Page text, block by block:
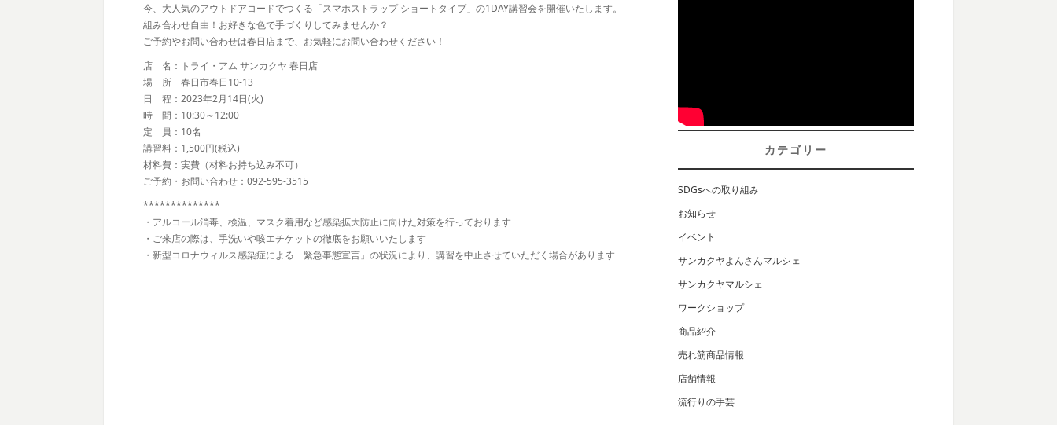
今、大人気のアウトドアコードでつくる「スマホストラップ ショートタイプ」の1DAY講習会を開催いたします。
組み合わせ自由！お好きな色で手づくりしてみませんか？
ご予約やお問い合わせは春日店まで、お気軽にお問い合わせください！
店 名：トライ・アム サンカクヤ 春日店
場 所 春日市春日10-13
日 程：2023年2月14日(火)
時 間：10:30～12:00
定 員：10名
講習料：1,500円(税込)
材料費：実費（材料お持ち込み不可）
ご予約・お問い合わせ：092-595-3515
**************
・アルコール消毒、検温、マスク着用など感染拡大防止に向けた対策を行っております
・ご来店の際は、手洗いや咳エチケットの徹底をお願いいたします
・新型コロナウィルス感染症による「緊急事態宣言」の状況により、講習を中止させていただく場合があります
カテゴリー
SDGsへの取り組み
お知らせ
イベント
サンカクヤよんさんマルシェ
サンカクヤマルシェ
ワークショップ
商品紹介
売れ筋商品情報
店舗情報
流行りの手芸